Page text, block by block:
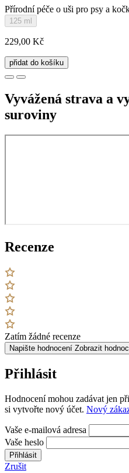
Přírodní péče o uši pro psy a
125 ml
229,00 Kč
přidat do košíku
Vyvážená strava a
suroviny
Recenze
Zatím žádné recenze
Napište hodnocení Zobrazit
Přihlásit
Hodnocení mohou zadávat jen
si vytvořte nový účet. Nový
Vaše e-mailová adresa
Vaše heslo
Přihlásit
Zrušit